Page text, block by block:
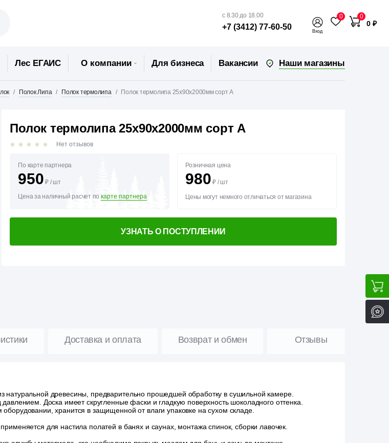
с 8.30 до 18.00
+7 (3412) 77-60-50 Вход
0 0
0 ₽
Лес ЕГАИС О компании Для бизнеса Вакансии Наши магазины
Полок Липа Полок термолипа Полок термолипа 25х90х2000мм сорт А
Полок термолипа 25х90х2000мм сорт А
Нет отзывов
По карте партнера
950 ₽ / шт
Цена за наличный расчет по карте партнера
Розничная цена
980 ₽ / шт
Цены могут немного отличаться от магазина
УЗНАТЬ О ПОСТУПЛЕНИИ
Доставка и оплата Возврат и обмен Отзывы
натуральной древесины, предварительно прошедшей обработку в сушильной камере.
Доска имеет скругленные фаски и гладкую поверхность шоколадного оттенка.
хранится в защищенной от влаги упаковке на сухом складе.
для настила полатей в банях и саунах, монтажа спинок, сборки лавочек.